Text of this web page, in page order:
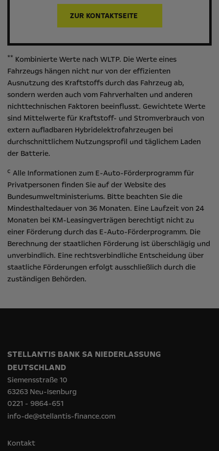
ZUR KONTAKTSEITE
** Kombinierte Werte nach WLTP. Die Werte eines
Fahrzeugs hängen nicht nur von der effizienten
Ausnutzung des Kraftstoffs durch das Fahrzeug ab,
sondern werden auch vom Fahrverhalten und anderen
nichttechnischen Faktoren beeinflusst. Gewichtete Werte
sind Mittelwerte für Kraftstoff- und Stromverbrauch von
extern aufladbaren Hybridelektrofahrzeugen bei
durchschnittlichem Nutzungsprofil und täglichem Laden
der Batterie.
c Alle Informationen zum E-Auto-Förderprogramm für
Privatpersonen finden Sie auf der Website des
Bundesumweltministeriums. Bitte beachten Sie die
Mindesthaltedauer von 36 Monaten. Eine Laufzeit von 24
Monaten bei KM-Leasingverträgen berechtigt nicht zu
einer Förderung durch das E-Auto-Förderprogramm. Die
Berechnung der staatlichen Förderung ist überschlägig und
unverbindlich. Eine rechtsverbindliche Entscheidung über
staatliche Förderungen erfolgt ausschließlich durch die
zuständigen Behörden.
STELLANTIS BANK SA NIEDERLASSUNG
DEUTSCHLAND
Siemensstraße 10
63263 Neu-Isenburg
0221 - 9864-651
info-de@stellantis-finance.com
Kontakt